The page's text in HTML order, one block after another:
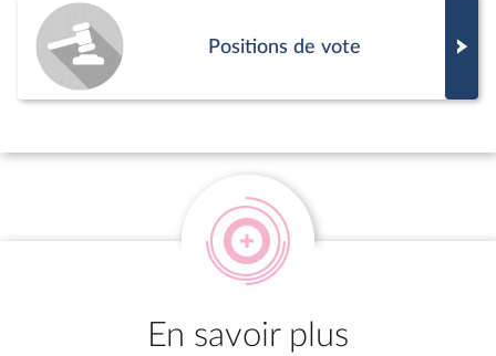
Positions de vote
En savoir plus